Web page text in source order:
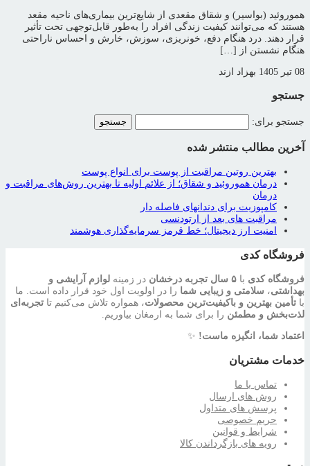
هموروئید (بواسیر) و شقاق مقعدی از شایع‌ترین بیماری‌های ناحیه مقعد
هستند که می‌توانند کیفیت زندگی افراد را به‌طور قابل‌توجهی تحت تأثیر
قرار دهند. درد هنگام دفع، خونریزی، سوزش، خارش و احساس ناراحتی
هنگام نشستن از […]
08 تیر 1405 بهزاد ازند
جستجو
جستجو برای:
آخرین مطالب منتشر شده
بهترین روتین مراقبت از پوست برای انواع پوست
درمان هموروئید و شقاق؛ از علائم اولیه تا بهترین روش‌های مراقبت و
درمان
کامپوزیت برای دندانهای فاصله دار
مراقبت‌ های بعد از ارتودنسی
امنیت ارز دیجیتال؛ خط قرمز سرمایه‌گذاری هوشمند
فروشگاه کدی
فروشگاه کدی با ۵ سال تجربه درخشان در زمینه لوازم آرایشی و
بهداشتی، سلامتی و زیبایی شما را در اولویت اول خود قرار داده است. ما
با تأمین بهترین و باکیفیت‌ترین محصولات، همواره تلاش می‌کنیم تا تجربه‌ای
لذت‌بخش و مطمئن را برای شما به ارمغان بیاوریم.
اعتماد شما، انگیزه ماست! ✨
خدمات مشتریان
تماس با ما
روش های ارسال
پرسش های متداول
حریم خصوصی
شرایط و قوانین
رویه های بازگرداندن کالا